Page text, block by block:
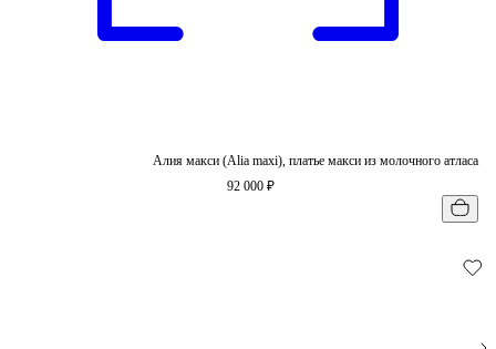
Алия макси (Alia maxi), платье макси из молочного атласа
92 000 ₽